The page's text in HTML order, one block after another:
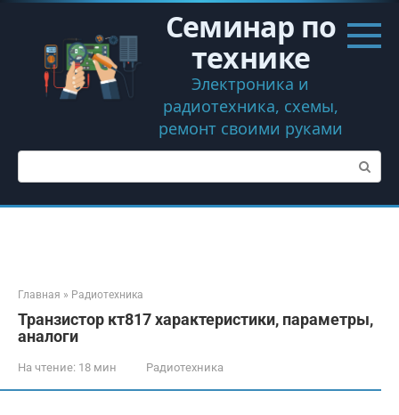
Перейти
контенту
Семинар по
технике
Электроника и
радиотехника, схемы,
ремонт своими руками
Поиск:
Главная » Радиотехника
Транзистор кт817 характеристики, параметры,
аналоги
На чтение: 18 мин Радиотехника